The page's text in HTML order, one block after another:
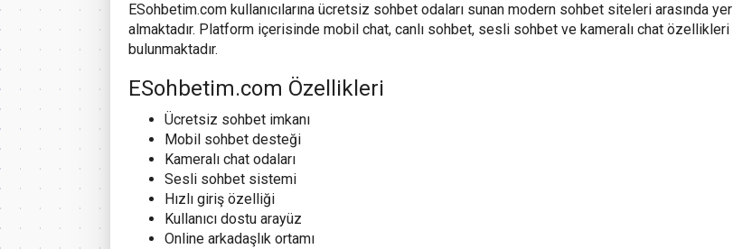
ESohbetim.com kullanıcılarına ücretsiz sohbet odaları sunan modern sohbet siteleri arasında yer
almaktadır. Platform içerisinde mobil chat, canlı sohbet, sesli sohbet ve kameralı chat özellikleri
bulunmaktadır.
ESohbetim.com Özellikleri
Ücretsiz sohbet imkanı
Mobil sohbet desteği
Kameralı chat odaları
Sesli sohbet sistemi
Hızlı giriş özelliği
Kullanıcı dostu arayüz
Online arkadaşlık ortamı